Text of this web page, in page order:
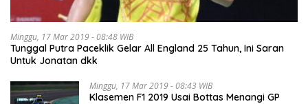
Minggu, 17 Mar 2019 - 08:48 WIB
Tunggal Putra Paceklik Gelar All England 25 Tahun, Ini Saran
Untuk Jonatan dkk
Minggu, 17 Mar 2019 - 08:43 WIB
Klasemen F1 2019 Usai Bottas Menangi GP